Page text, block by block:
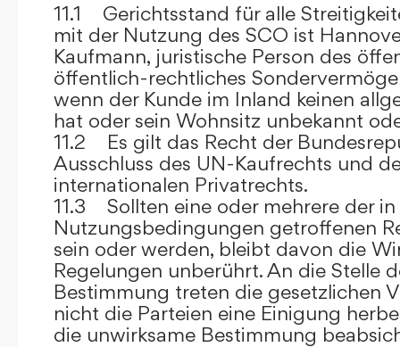
11.1 Gerichtsstand für alle
mit der Nutzung des SCO ist
Kaufmann, juristische Person des
öffentlich-rechtliches
wenn der Kunde im Inland keinen
hat oder sein Wohnsitz unbekannt
11.2 Es gilt das Recht der
Ausschluss des UN-Kaufrechts und
internationalen Privatrechts.
11.3 Sollten eine oder mehrere der in
Nutzungsbedingungen getroffenen
sein oder werden, bleibt davon die
Regelungen unberührt. An die Stelle
Bestimmung treten die gesetzlichen
nicht die Parteien eine Einigung
die unwirksame Bestimmung